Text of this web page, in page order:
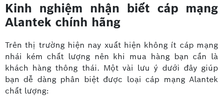
Kinh nghiệm nhận biết cáp mạng
Alantek chính hãng
Trên thị trường hiện nay xuất hiện không ít cáp mạng
nhái kém chất lượng nên khi mua hàng bạn cần là
khách hàng thông thái. Một vài lưu ý dưới đây giúp
bạn dễ dàng phân biệt được loại cáp mạng Alantek
chất lượng: